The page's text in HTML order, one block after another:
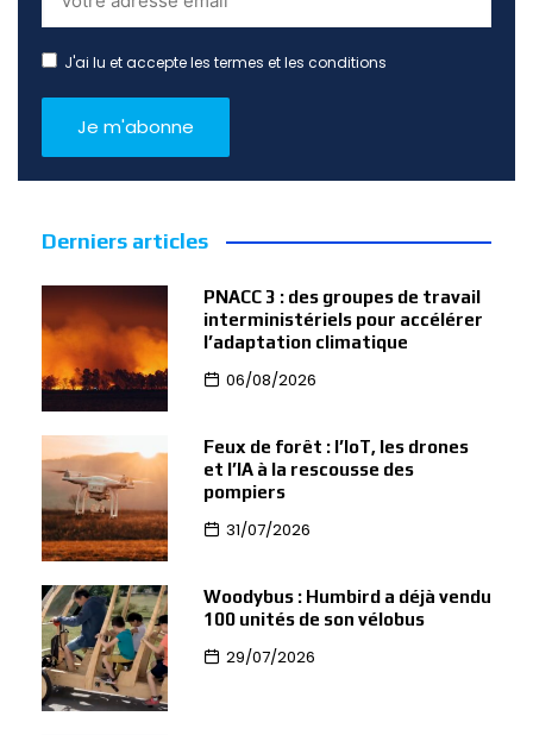
J'ai lu et accepte les termes et les conditions
Derniers articles
PNACC 3 : des groupes de travail
interministériels pour accélérer
l’adaptation climatique
06/08/2026
Feux de forêt : l’IoT, les drones
et l’IA à la rescousse des
pompiers
31/07/2026
Woodybus : Humbird a déjà vendu
100 unités de son vélobus
29/07/2026